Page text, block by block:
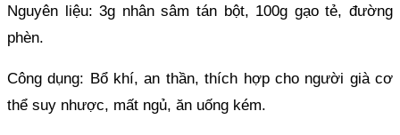
Nguyên liệu: 3g nhân sâm tán bột, 100g gạo tẻ, đường
phèn.
Công dụng: Bổ khí, an thần, thích hợp cho người già cơ
thể suy nhược, mất ngủ, ăn uống kém.